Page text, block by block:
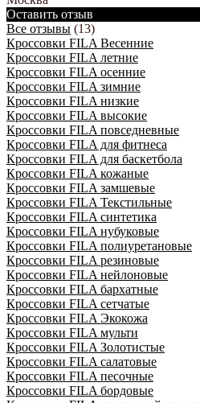
Оставить отзыв
Все отзывы (13)
Кроссовки FILA Весенние
Кроссовки FILA летние
Кроссовки FILA осенние
Кроссовки FILA зимние
Кроссовки FILA низкие
Кроссовки FILA высокие
Кроссовки FILA повседневные
Кроссовки FILA для фитнеса
Кроссовки FILA для баскетбола
Кроссовки FILA кожаные
Кроссовки FILA замшевые
Кроссовки FILA Текстильные
Кроссовки FILA синтетика
Кроссовки FILA нубуковые
Кроссовки FILA полиуретановые
Кроссовки FILA резиновые
Кроссовки FILA нейлоновые
Кроссовки FILA бархатные
Кроссовки FILA сетчатые
Кроссовки FILA Экокожа
Кроссовки FILA мульти
Кроссовки FILA Золотистые
Кроссовки FILA салатовые
Кроссовки FILA песочные
Кроссовки FILA бордовые